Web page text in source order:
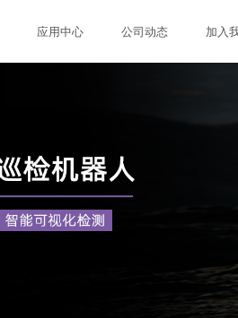
应用中心 公司动态 加入